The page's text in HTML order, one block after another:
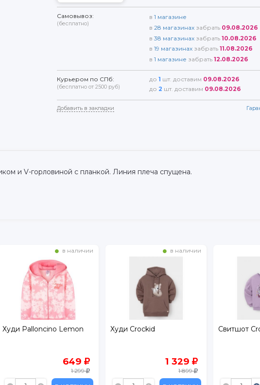
Самовывоз:
(бесплатно)
в 1 магазине
в 28 магазинах забрать 09.08.2026
в 38 магазинах забрать 10.08.2026
в 19 магазинах забрать 11.08.2026
в 1 магазине забрать 12.08.2026
Курьером по СПб:
(бесплатно от 2500 руб)
до 1 шт. доставим 09.08.2026
до 2 шт. доставим 09.08.2026
Добавить в закладки
и V-горловиной с планкой. Линия плеча спущена.
в наличии
Худи Palloncino Lemon
649
1 299
в наличии
Худи Crockid
1 329
1 899
Свитшот